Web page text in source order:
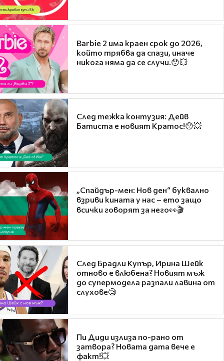
Barbie 2 има краен срок до 2026,
който трябва да спази, иначе
никога няма да се случи.😯💥
След тежка контузия: Дейв
Батиста е новият Кратос!😯💥
„Спайдър-мен: Нов ден“ буквално
взриви кината у нас – ето защо
всички говорят за него👀🎬
След Брадли Купър, Ирина Шейк
отново е влюбена? Новият мъж
до супермодела разпали лавина от
слухове🧐
Пи Диди излиза по-рано от
затвора? Новата дата вече е
факт!💥